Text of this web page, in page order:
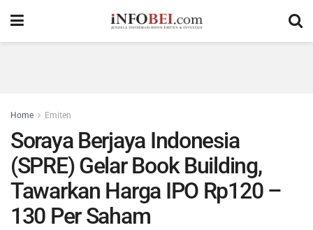
Home Emiten
Soraya Berjaya Indonesia
(SPRE) Gelar Book Building,
Tawarkan Harga IPO Rp120 –
130 Per Saham